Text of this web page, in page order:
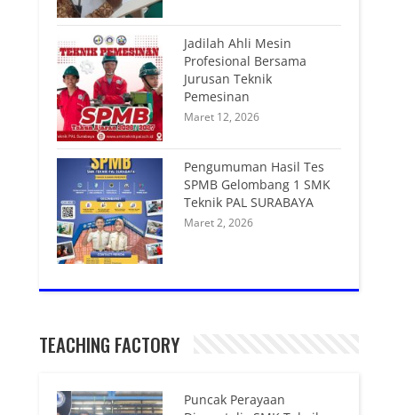
Jadilah Ahli Mesin
Profesional Bersama
Jurusan Teknik
Pemesinan
Maret 12, 2026
Pengumuman Hasil Tes
SPMB Gelombang 1 SMK
Teknik PAL SURABAYA
Maret 2, 2026
TEACHING FACTORY
Puncak Perayaan